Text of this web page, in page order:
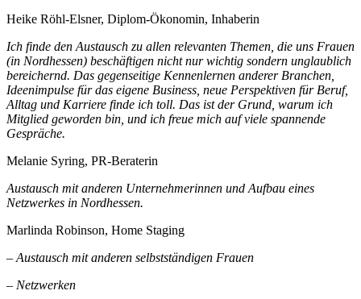
Heike Röhl-Elsner, Diplom-Ökonomin, Inhaberin
Ich finde den Austausch zu allen relevanten Themen, die uns Frauen
(in Nordhessen) beschäftigen nicht nur wichtig sondern unglaublich
bereichernd. Das gegenseitige Kennenlernen anderer Branchen,
Ideenimpulse für das eigene Business, neue Perspektiven für Beruf,
Alltag und Karriere finde ich toll. Das ist der Grund, warum ich
Mitglied geworden bin, und ich freue mich auf viele spannende
Gespräche.
Melanie Syring, PR-Beraterin
Austausch mit anderen Unternehmerinnen und Aufbau eines
Netzwerkes in Nordhessen.
Marlinda Robinson, Home Staging
– Austausch mit anderen selbstständigen Frauen
– Netzwerken